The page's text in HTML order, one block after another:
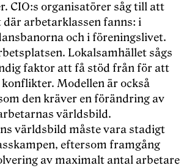
CIO:s organisatörer såg till att
arbetarklassen fanns: i
och i föreningslivet.
Lokalsamhället sågs
faktor att få stöd från för att
Modellen är också
den kräver en förändring av
världsbild.
världsbild måste vara stadigt
eftersom framgång
av maximalt antal arbetare